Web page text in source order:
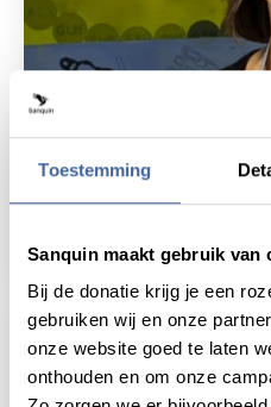
Toestemming
Sanquin maakt gebruik van
Bij de donatie krijg je een
gebruiken wij en onze
onze website goed te laten
onthouden en om onze
nieuwe
lees nieuws over